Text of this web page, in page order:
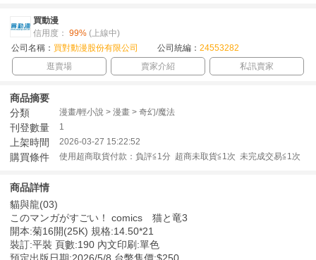
買動漫
信用度： 99% (上線中)
公司名稱： 買對動漫股份有限公司 公司統編： 24553282
逛賣場
賣家介紹 私訊賣家
商品摘要
分類
漫畫/輕小說 > 漫畫 > 奇幻/魔法
刊登數量 1
上架時間 2026-03-27 15:22:52
購買條件 使用超商取貨付款：負評≦1分 超商未取貨≦1次 未完成交易≦1次
商品詳情
貓與龍(03)
このマンガがすごい！ comics 猫と竜3
開本:菊16開(25K) 規格:14.50*21
裝訂:平裝 頁數:190 內文印刷:單色